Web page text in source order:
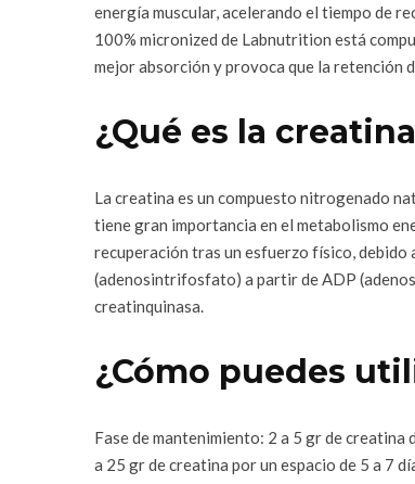
energía muscular, acelerando el tiempo de
100% micronized de Labnutrition está
mejor absorción y provoca que la retención
¿Qué es la
La creatina es un compuesto nitrogenado
tiene gran importancia en el metabolismo
recuperación tras un esfuerzo físico, debido
(adenosintrifosfato) a partir de ADP
creatinquinasa.
¿Cómo puedes
Fase de mantenimiento: 2 a 5 gr de
a 25 gr de creatina por un espacio de 5 a 7